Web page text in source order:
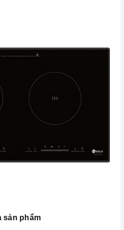
sản phẩm